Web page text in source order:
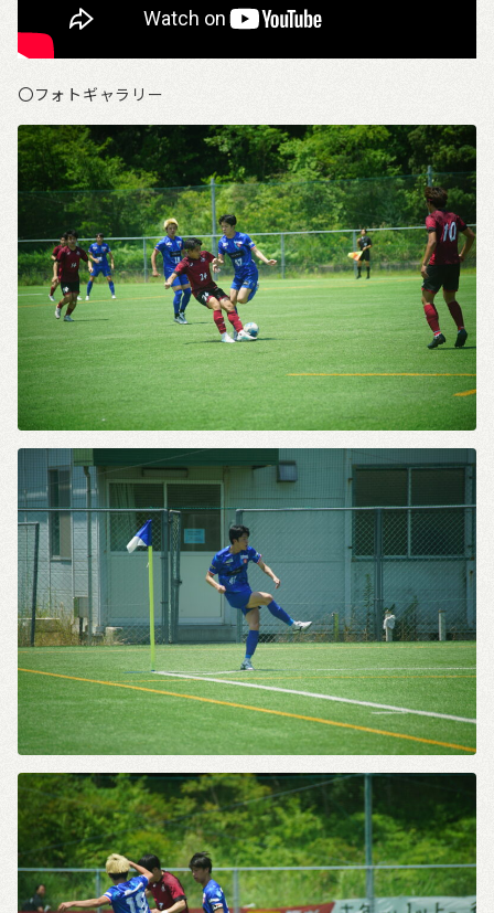
〇フォトギャラリー